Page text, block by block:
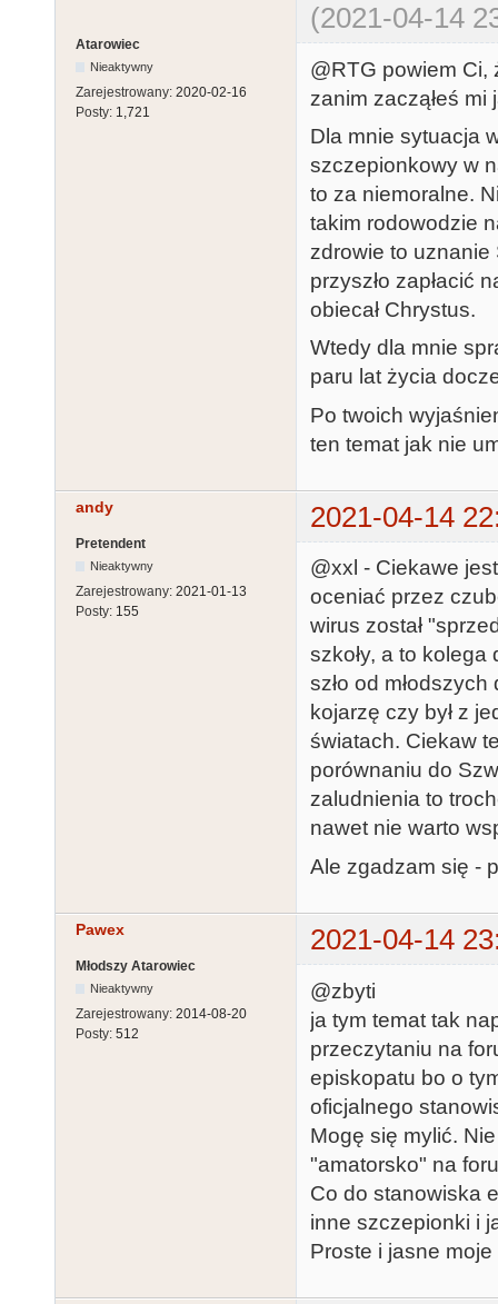
(2021-04-14
Atarowiec
Nieaktywny
Zarejestrowany: 2020-02-16
Posty: 1,721
@RTG powiem Ci,
zanim zacząłeś mi
Dla mnie sytuacja
szczepionkowy w
to za niemoralne.
takim rodowodzie
zdrowie to
przyszło zapłacić
obiecał Chrystus.
Wtedy dla mnie
paru lat życia
Po twoich
ten temat jak nie
andy 2021-04-14
Pretendent
Nieaktywny
Zarejestrowany: 2021-01-13
Posty: 155
@xxl - Ciekawe
oceniać przez
wirus został
szkoły, a to kolega
szło od
kojarzę czy był z
światach. Ciekaw
porównaniu do
zaludnienia to
nawet nie warto
Ale zgadzam się -
Pawex 2021-04-14
Młodszy Atarowiec
Nieaktywny
Zarejestrowany: 2014-08-20
Posty: 512
@zbyti
ja tym temat tak
przeczytaniu na
episkopatu bo o
oficjalnego
Mogę się mylić.
"amatorsko" na
Co do stanowiska
inne szczepionki i
Proste i jasne